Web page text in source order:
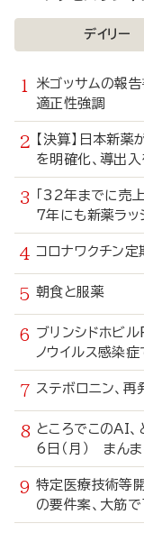
デイリー
米ゴッサムの報
適正性強調
【決算】日本新
を明確化、導出
「32年までに売
7年にも新薬ラッ
コロナワクチン
朝食と服薬
ブリンシドホビ
ノウイルス感染症
ステボロニン、
ところでこの
6日（月） まんま
特定医療技術等
の要件案、大筋